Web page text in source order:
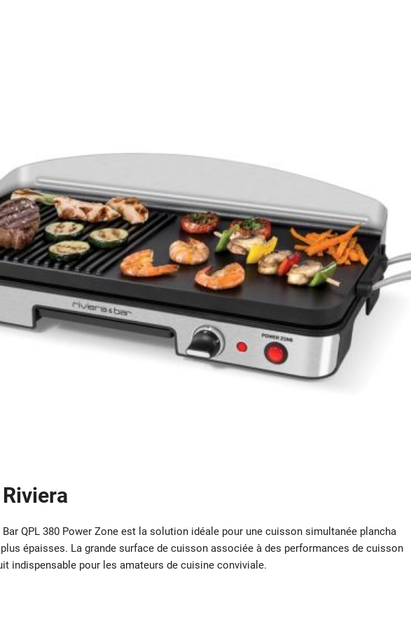
QPL 380 Power Zone est la solution idéale pour une cuisson simultanée plancha
plus épaisses. La grande surface de cuisson associée à des performances de cuisson
indispensable pour les amateurs de cuisine conviviale.